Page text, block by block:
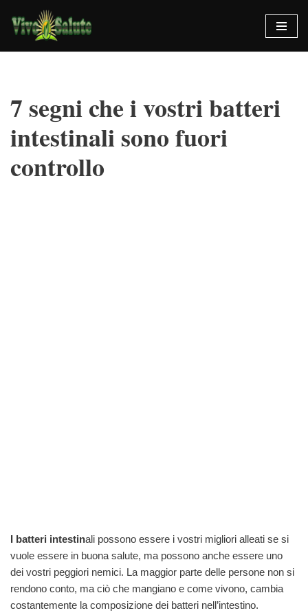
Vai
al
7 segni che i vostri batteri
intestinali sono fuori
controllo
I batteri intestinali possono essere i vostri migliori alleati se si
vuole essere in buona salute, ma possono anche essere uno
dei vostri peggiori nemici. La maggior parte delle persone non si
rendono conto, ma ciò che mangiano e come vivono, cambia
costantemente la composizione dei batteri nell’intestino.